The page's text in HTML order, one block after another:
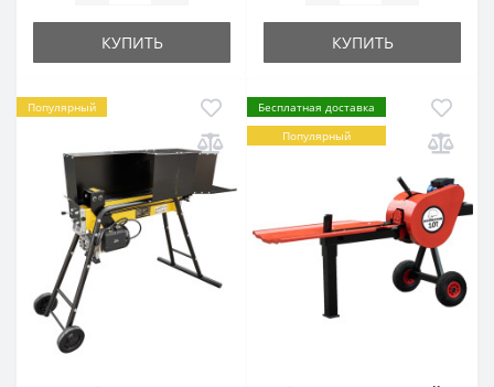
КУПИТЬ КУПИТЬ
Популярный
Бесплатная доставка
Популярный